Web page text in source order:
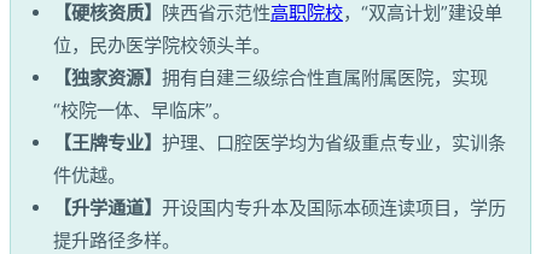
【硬核资质】 陕西省示范性高职院校，“双高计划”建设单
位，民办医学院校领头羊。
【独家资源】 拥有自建三级综合性直属附属医院，实现
“校院一体、早临床”。
【王牌专业】 护理、口腔医学均为省级重点专业，实训条
件优越。
【升学通道】 开设国内专升本及国际本硕连读项目，学历
提升路径多样。